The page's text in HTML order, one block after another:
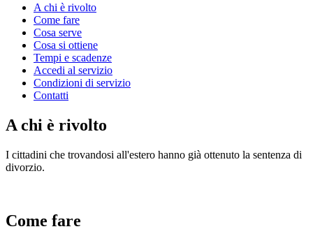
A chi è rivolto
Come fare
Cosa serve
Cosa si ottiene
Tempi e scadenze
Accedi al servizio
Condizioni di servizio
Contatti
A chi è rivolto
I cittadini che trovandosi all'estero hanno già ottenuto la sentenza di
divorzio.
Come fare